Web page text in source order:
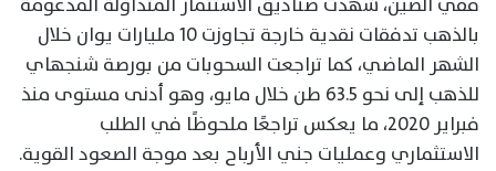
بالذهب تدفقات نقدية خارجة تجاوزت 10 مليارات يوان خلال
الشهر الماضي، كما تراجعت السحوبات من بورصة شنجهاي
للذهب إلى نحو 63.5 طن خلال مايو، وهو أدنى مستوى منذ
فبراير 2020، ما يعكس تراجعًا ملحوظًا في الطلب
الاستثماري وعمليات جني الأرباح بعد موجة الصعود القوية.